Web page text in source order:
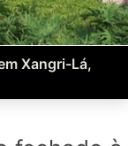
Xangri-Lá,